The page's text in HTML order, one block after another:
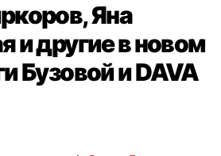
Яна
и другие в новом
Бузовой и DAVA